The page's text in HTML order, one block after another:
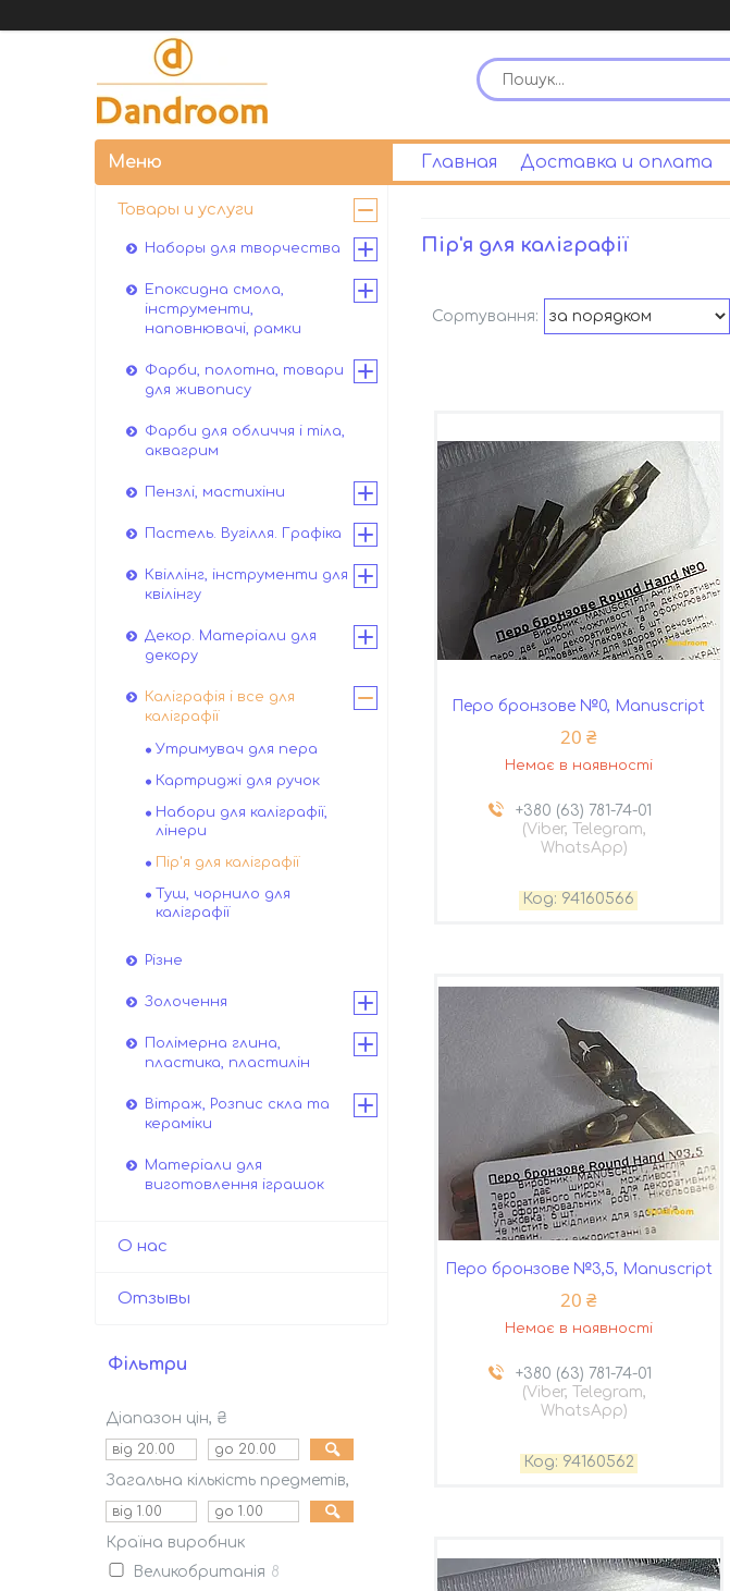
Главная Доставка и оплата
Пір'я для каліграфії
Перо бронзове №0, Manuscript
20 ₴
Немає в наявності
+380 (63) 781-74-01
(Viber, Telegram,
WhatsApp)
94160566
Перо бронзове №3,5, Manuscript
20 ₴
Немає в наявності
+380 (63) 781-74-01
(Viber, Telegram,
WhatsApp)
94160562
Товары и услуги
Наборы для творчества
Епоксидна смола,
інструменти,
наповнювачі, рамки
Фарби, полотна, товари
для живопису
Фарби для обличчя і тіла,
аквагрим
Пензлі, мастихіни
Пастель. Вугілля. Графіка
Квіллінг, інструменти для
квілінгу
Декор. Матеріали для
декору
Каліграфія і все для
каліграфії
Утримувач для пера
Картриджі для ручок
Набори для каліграфії,
лінери
Пір'я для каліграфії
Туш, чорнило для
каліграфії
Різне
Золочення
Полімерна глина,
пластика, пластилін
Вітраж, Розпис скла та
кераміки
Матеріали для
виготовлення іграшок
О нас
Отзывы
Фільтри
Діапазон цін, ₴
Загальна кількість предметів,
Країна виробник
Великобританія 8